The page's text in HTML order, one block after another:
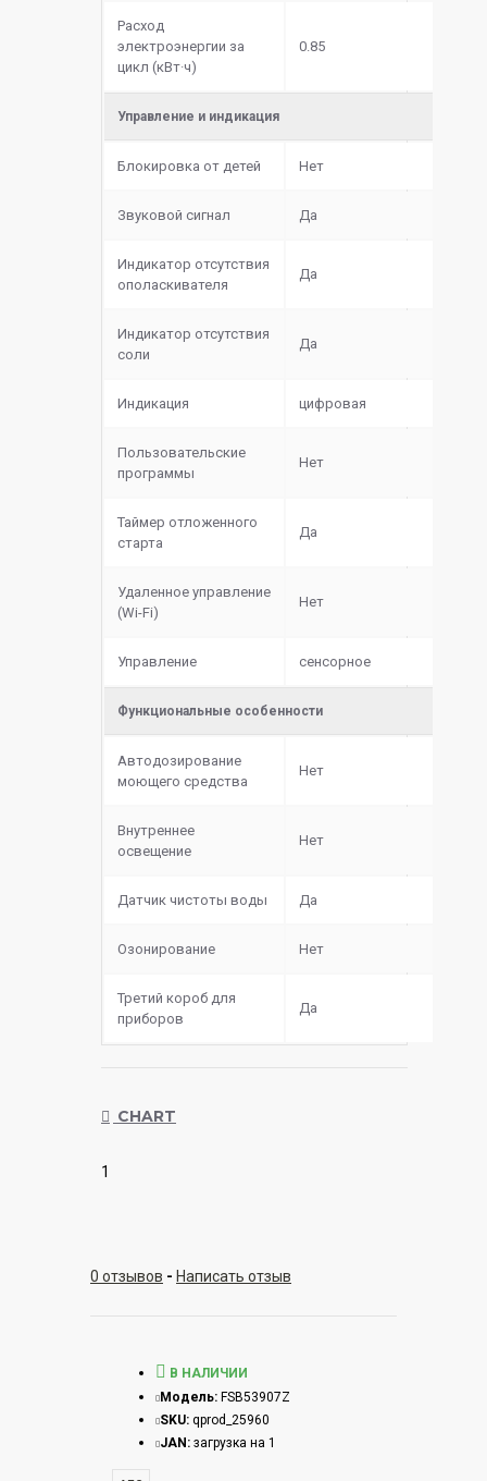
Расход
электроэнергии за
цикл (кВт·ч)
0.85
Управление и индикация
Блокировка от детей Нет
Звуковой сигнал Да
Индикатор отсутствия
ополаскивателя
Да
Индикатор отсутствия
соли
Да
Индикация цифровая
Пользовательские
программы
Нет
Таймер отложенного
старта
Да
Удаленное управление
(Wi-Fi)
Нет
Управление сенсорное
Функциональные особенности
Автодозирование
моющего средства
Нет
Внутреннее
освещение
Нет
Датчик чистоты воды Да
Озонирование Нет
Третий короб для
приборов
Да
CHART
1
0 отзывов - Написать отзыв
В НАЛИЧИИ
Модель: FSB53907Z
SKU: qprod_25960
JAN: загрузка на 1